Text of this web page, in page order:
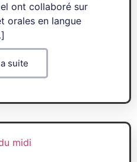
ont collaboré sur
orales en langue
suite